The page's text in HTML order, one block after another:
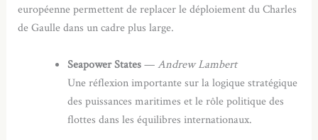
européenne permettent de replacer le déploiement du Charles
de Gaulle dans un cadre plus large.
Seapower States—Andrew Lambert
Une réflexion importante sur la logique stratégique
des puissances maritimes et le rôle politique des
flottes dans les équilibres internationaux.